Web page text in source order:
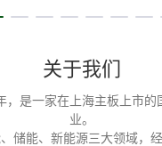
关于我们
，是一家在上海主板上市的
业。
储能、新能源三大领域，